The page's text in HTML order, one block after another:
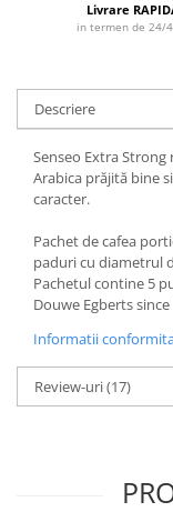
Livrare
in termen de 24/
Descriere
Senseo Extra
Arabica prăjită bine
caracter.
Pachet de cafea
paduri cu diametrul
Pachetul contine 5
Douwe Egberts since
Informatii
Review-uri(17)